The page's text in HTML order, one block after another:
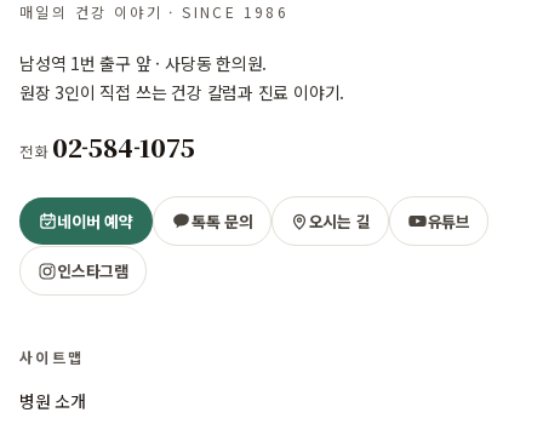
매일의 건강 이야기 · SINCE 1986
남성역 1번 출구 앞 · 사당동 한의원.
원장 3인이 직접 쓰는 건강 칼럼과 진료 이야기.
전화 02-584-1075
네이버 예약 톡톡 문의 오시는 길 유튜브
인스타그램
사이트맵
병원 소개